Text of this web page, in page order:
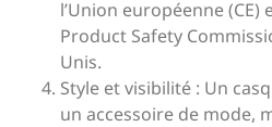
l’Union européenne (CE)
Product Safety
Unis.
Style et visibilité : Un
un accessoire de mode,